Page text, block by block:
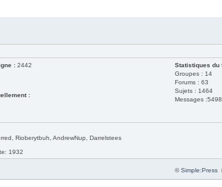
: 2442
:
Statistiques du
Groupes : 14
Forums : 63
Sujets : 1464
Messages :5498
Rioberytbuh, AndrewNup, Darrelstees
1932
©Simple:Press